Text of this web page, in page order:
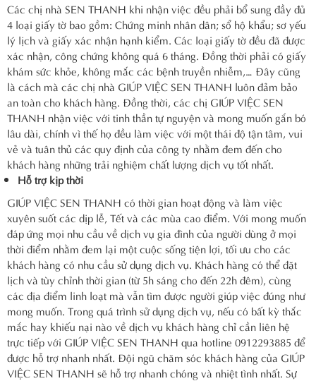
Các chị nhà SEN THANH khi nhận việc đều phải bổ sung đầy đủ
4 loại giấy tờ bao gồm: Chứng minh nhân dân; sổ hộ khẩu; sơ yếu
lý lịch và giấy xác nhận hạnh kiểm. Các loại giấy tờ đều đã được
xác nhận, công chứng không quá 6 tháng. Đồng thời phải có giấy
khám sức khỏe, không mắc các bệnh truyền nhiễm,… Đây cũng
là cách mà các chị nhà GIÚP VIỆC SEN THANH luôn đảm bảo
an toàn cho khách hàng. Đồng thời, các chị GIÚP VIỆC SEN
THANH nhận việc với tinh thần tự nguyện và mong muốn gắn bó
lâu dài, chính vì thế họ đều làm việc với một thái độ tận tâm, vui
vẻ và tuân thủ các quy định của công ty nhằm đem đến cho
khách hàng những trải nghiệm chất lượng dịch vụ tốt nhất.
Hỗ trợ kịp thời
GIÚP VIỆC SEN THANH có thời gian hoạt động và làm việc
xuyên suốt các dịp lễ, Tết và các mùa cao điểm. Với mong muốn
đáp ứng mọi nhu cầu về dịch vụ gia đình của người dùng ở mọi
thời điểm nhằm đem lại một cuộc sống tiện lợi, tối ưu cho các
khách hàng có nhu cầu sử dụng dịch vụ. Khách hàng có thể đặt
lịch và tùy chỉnh thời gian (từ 5h sáng cho đến 22h đêm), cùng
các địa điểm linh loạt mà vẫn tìm được người giúp việc đúng như
mong muốn. Trong quá trình sử dụng dịch vụ, nếu có bất kỳ thắc
mắc hay khiếu nại nào về dịch vụ khách hàng chỉ cần liên hệ
trực tiếp với GIÚP VIỆC SEN THANH qua hotline 0912293885 để
được hỗ trợ nhanh nhất. Đội ngũ chăm sóc khách hàng của GIÚP
VIỆC SEN THANH sẽ hỗ trợ nhanh chóng và nhiệt tình nhất. Sự